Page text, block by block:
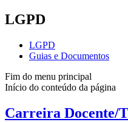
LGPD
LGPD
Guias e Documentos
Fim do menu principal
Início do conteúdo da página
Carreira Docente/